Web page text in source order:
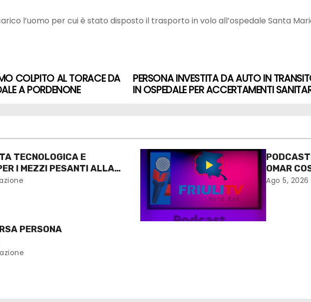
l’uomo per cui è stato disposto il trasporto in volo all’ospedale Santa
PERSONA INVESTITA DA AUTO IN
IN OSPEDALE PER ACCERTAMENTI
COLPITO AL TORACE DA
A PORDENONE
TECNOLOGICA E
I MEZZI PESANTI ALLA
OMAR
Ago 5, 2026
PERSONA